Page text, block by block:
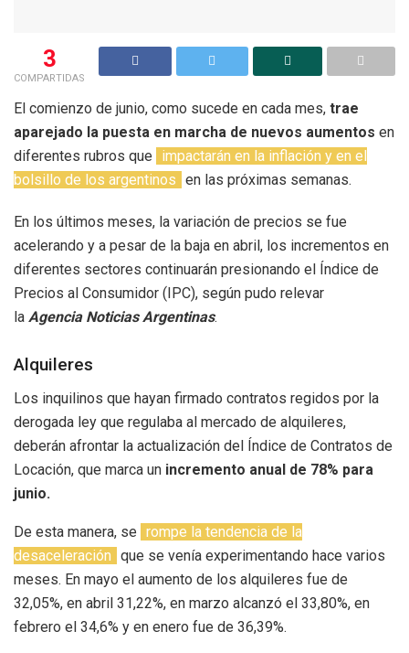
3
COMPARTIDAS
El comienzo de junio, como sucede en cada mes, trae
aparejado la puesta en marcha de nuevos aumentos en
diferentes rubros que
impactarán en la inflación y en el
bolsillo de los argentinos en las próximas semanas.
En los últimos meses, la variación de precios se fue
acelerando y a pesar de la baja en abril, los incrementos en
diferentes sectores continuarán presionando el Índice de
Precios al Consumidor (IPC), según pudo relevar
la Agencia Noticias Argentinas.
Alquileres
Los inquilinos que hayan firmado contratos regidos por la
derogada ley que regulaba al mercado de alquileres,
deberán afrontar la actualización del Índice de Contratos de
Locación, que marca un incremento anual de 78% para
junio.
De esta manera, se rompe la tendencia de la
desaceleración que se venía experimentando hace varios
meses. En mayo el aumento de los alquileres fue de
32,05%, en abril 31,22%, en marzo alcanzó el 33,80%, en
febrero el 34,6% y en enero fue de 36,39%.